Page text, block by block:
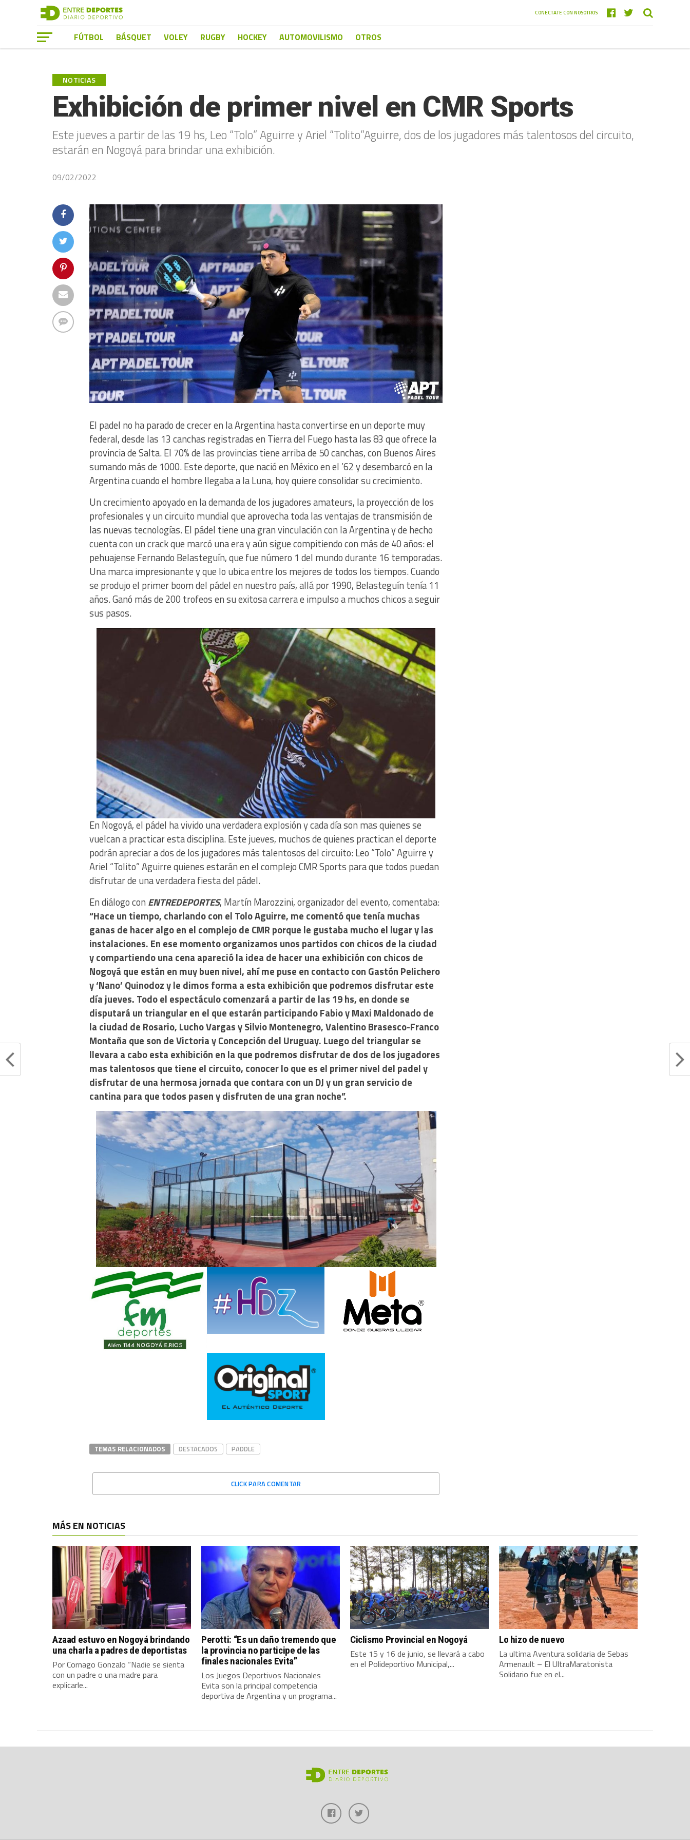
CONECTATE CON NOSOTROS
FÚTBOL BÁSQUET VOLEY RUGBY HOCKEY AUTOMOVILISMO OTROS
NOTICIAS
Exhibición de primer nivel en CMR Sports
Este jueves a partir de las 19 hs, Leo “Tolo” Aguirre y Ariel “Tolito”Aguirre, dos de los jugadores más talentosos del circuito,
estarán en Nogoyá para brindar una exhibición.
09/02/2022
El padel no ha parado de crecer en la Argentina hasta convertirse en un deporte muy
federal, desde las 13 canchas registradas en Tierra del Fuego hasta las 83 que ofrece la
provincia de Salta. El 70% de las provincias tiene arriba de 50 canchas, con Buenos Aires
sumando más de 1000. Este deporte, que nació en México en el ’62 y desembarcó en la
Argentina cuando el hombre llegaba a la Luna, hoy quiere consolidar su crecimiento.
Un crecimiento apoyado en la demanda de los jugadores amateurs, la proyección de los
profesionales y un circuito mundial que aprovecha toda las ventajas de transmisión de
las nuevas tecnologías. El pádel tiene una gran vinculación con la Argentina y de hecho
cuenta con un crack que marcó una era y aún sigue compitiendo con más de 40 años: el
pehuajense Fernando Belasteguín, que fue número 1 del mundo durante 16 temporadas.
Una marca impresionante y que lo ubica entre los mejores de todos los tiempos. Cuando
se produjo el primer boom del pádel en nuestro país, allá por 1990, Belasteguín tenía 11
años. Ganó más de 200 trofeos en su exitosa carrera e impulso a muchos chicos a seguir
sus pasos.
En Nogoyá, el pádel ha vivido una verdadera explosión y cada día son mas quienes se
vuelcan a practicar esta disciplina. Este jueves, muchos de quienes practican el deporte
podrán apreciar a dos de los jugadores más talentosos del circuito: Leo “Tolo” Aguirre y
Ariel “Tolito” Aguirre quienes estarán en el complejo CMR Sports para que todos puedan
disfrutar de una verdadera fiesta del pádel.
En diálogo con ENTREDEPORTES, Martín Marozzini, organizador del evento, comentaba:
“Hace un tiempo, charlando con el Tolo Aguirre, me comentó que tenía muchas
ganas de hacer algo en el complejo de CMR porque le gustaba mucho el lugar y las
instalaciones. En ese momento organizamos unos partidos con chicos de la ciudad
y compartiendo una cena apareció la idea de hacer una exhibición con chicos de
Nogoyá que están en muy buen nivel, ahí me puse en contacto con Gastón Pelichero
y ‘Nano’ Quinodoz y le dimos forma a esta exhibición que podremos disfrutar este
día jueves. Todo el espectáculo comenzará a partir de las 19 hs, en donde se
disputará un triangular en el que estarán participando Fabio y Maxi Maldonado de
la ciudad de Rosario, Lucho Vargas y Silvio Montenegro, Valentino Brasesco-Franco
Montaña que son de Victoria y Concepción del Uruguay. Luego del triangular se
llevara a cabo esta exhibición en la que podremos disfrutar de dos de los jugadores
mas talentosos que tiene el circuito, conocer lo que es el primer nivel del padel y
disfrutar de una hermosa jornada que contara con un DJ y un gran servicio de
cantina para que todos pasen y disfruten de una gran noche”.
TEMAS RELACIONADOS DESTACADOS PADDLE
CLICK PARA COMENTAR
MÁS EN NOTICIAS
Azaad estuvo en Nogoyá brindando
una charla a padres de deportistas
Por Cornago Gonzalo “Nadie se sienta
con un padre o una madre para
explicarle...
Perotti: “Es un daño tremendo que
la provincia no participe de las
finales nacionales Evita”
Los Juegos Deportivos Nacionales
Evita son la principal competencia
deportiva de Argentina y un programa...
Ciclismo Provincial en Nogoyá
Este 15 y 16 de junio, se llevará a cabo
en el Polideportivo Municipal,...
Lo hizo de nuevo
La ultima Aventura solidaria de Sebas
Armenault – El UltraMaratonista
Solidario fue en el...